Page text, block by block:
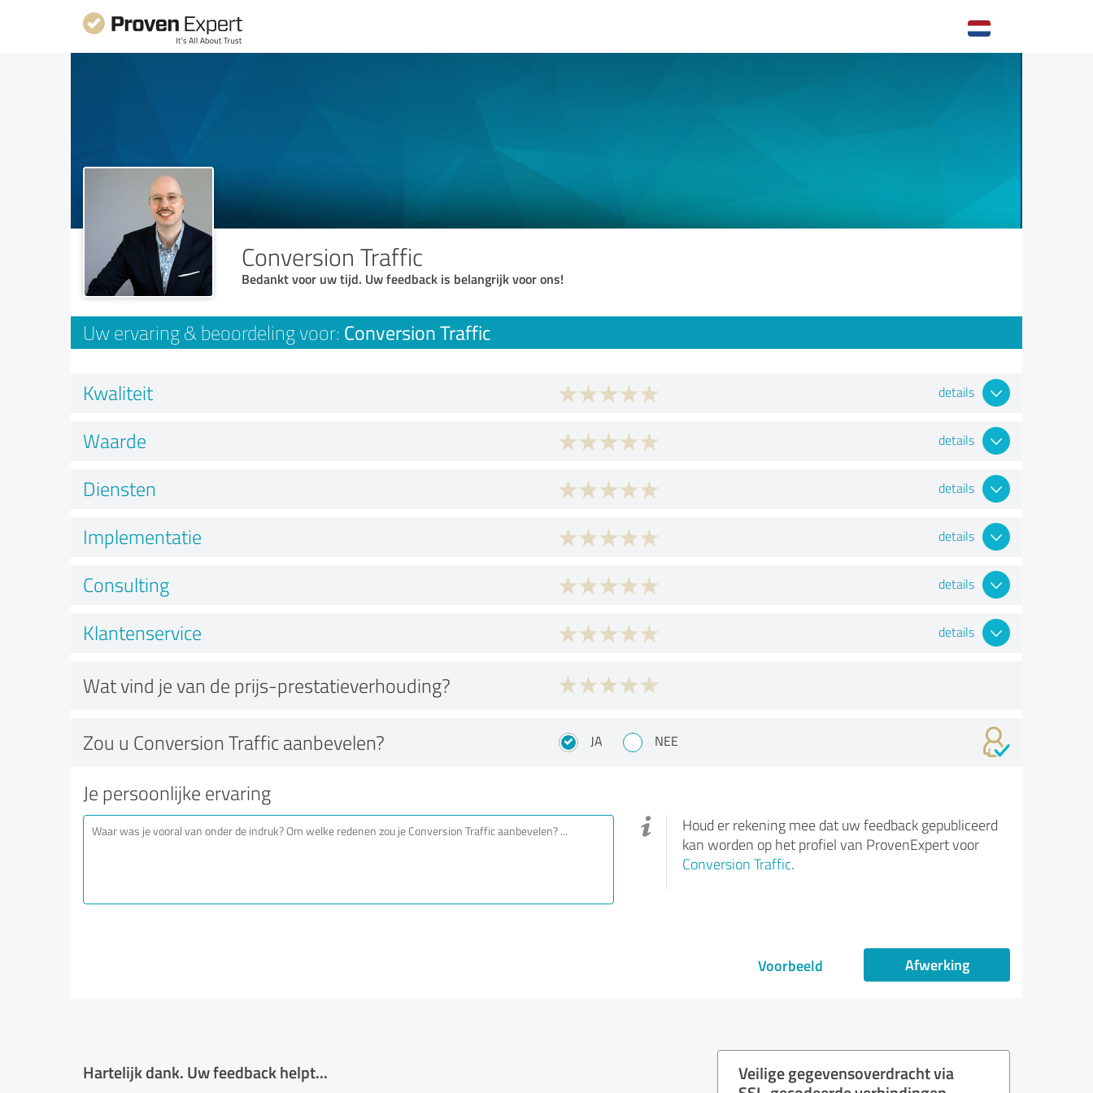
Conversion Traffic
Bedankt voor uw tijd. Uw feedback is belangrijk voor ons!
Uw ervaring & beoordeling voor: Conversion Traffic
Kwaliteit details
Waarde details
Diensten details
Implementatie details
Consulting details
Klantenservice details
Wat vind je van de prijs-prestatieverhouding?
Zou u Conversion Traffic aanbevelen? JA NEE
Je persoonlijke ervaring
Houd er rekening mee dat uw feedback gepubliceerd
kan worden op het profiel van ProvenExpert voor
Conversion Traffic.
Voorbeeld Afwerking
Hartelijk dank. Uw feedback helpt...
Veilige gegevensoverdracht via